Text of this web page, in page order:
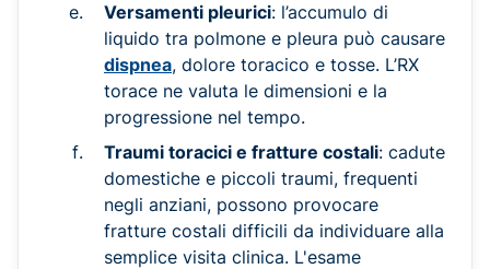
Versamenti pleurici: l’accumulo di
liquido tra polmone e pleura può causare
dispnea, dolore toracico e tosse. L’RX
torace ne valuta le dimensioni e la
progressione nel tempo.
Traumi toracici e fratture costali: cadute
domestiche e piccoli traumi, frequenti
negli anziani, possono provocare
fratture costali difficili da individuare alla
semplice visita clinica. L'esame